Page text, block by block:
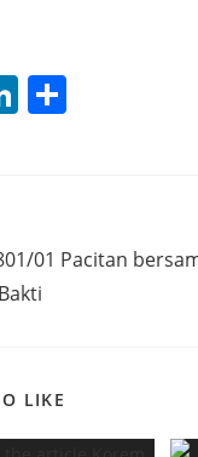
Li
dI
n
01 Pacitan
LIKE